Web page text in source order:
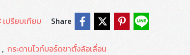
เปรียบเทียบ Share
, กระดานไวท์บอร์ดขาตั้งล้อเลื่อน